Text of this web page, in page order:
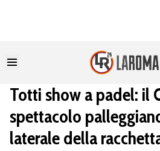
Totti show a padel: il
spettacolo
laterale della